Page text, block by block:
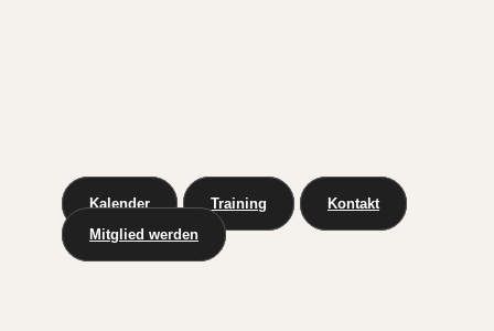
Kalender Training
Kontakt
Mitglied werden